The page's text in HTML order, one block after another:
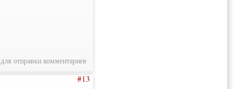
для отправки комментариев
#13